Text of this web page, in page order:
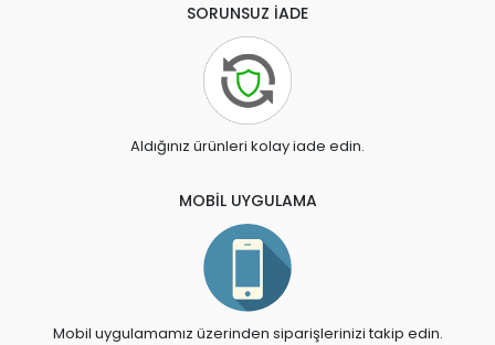
SORUNSUZ İADE
Aldığınız ürünleri kolay iade edin.
MOBİL UYGULAMA
Mobil uygulamamız üzerinden siparişlerinizi takip edin.